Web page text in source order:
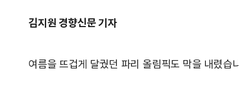
김지원 경향신문 기자
여름을 뜨겁게 달궜던 파리 올림픽도 막을 내렸습